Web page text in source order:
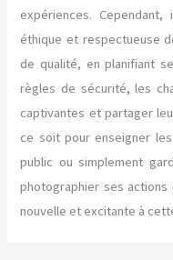
expériences.
éthique et respectueuse
de qualité, en planifiant
règles de sécurité, les
captivantes et partager
ce soit pour enseigner
public ou simplement
photographier ses
nouvelle et excitante à